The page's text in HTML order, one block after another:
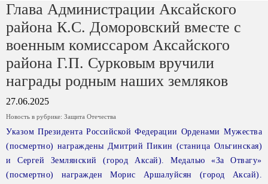
Глава Администрации Аксайского
района К.С. Доморовский вместе с
военным комиссаром Аксайского
района Г.П. Сурковым вручили
награды родным наших земляков
27.06.2025
Новость в рубрике: Защита Отечества
Указом Президента Российской Федерации Орденами Мужества
(посмертно) награждены Дмитрий Пикин (станица Ольгинская)
и Сергей Землянский (город Аксай). Медалью «За Отвагу»
(посмертно) награжден Морис Аршалуйсян (город Аксай).